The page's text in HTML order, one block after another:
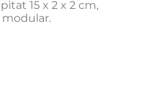
15 x 2 x 2 cm,